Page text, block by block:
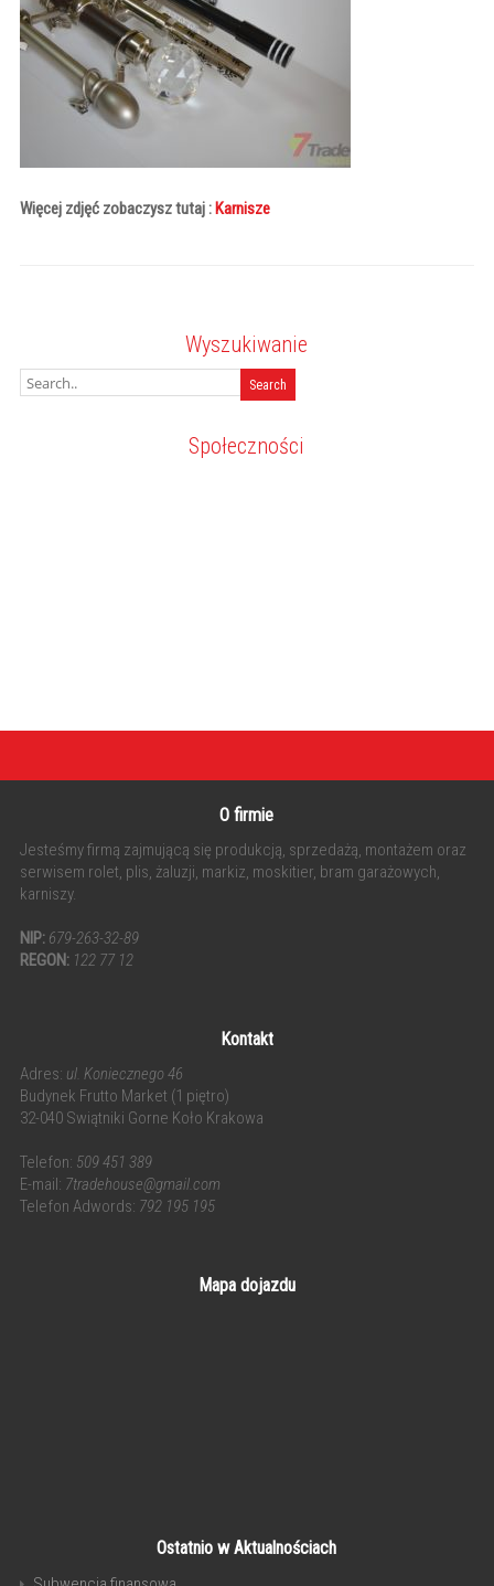
Więcej zdjęć zobaczysz tutaj : Karnisze
Wyszukiwanie
Społeczności
O firmie
Jesteśmy firmą zajmującą się produkcją, sprzedażą, montażem oraz
serwisem rolet, plis, żaluzji, markiz, moskitier, bram garażowych,
karniszy.
NIP: 679-263-32-89
REGON: 122 77 12
Kontakt
Adres: ul. Koniecznego 46
Budynek Frutto Market (1 piętro)
32-040 Swiątniki Gorne Koło Krakowa
Telefon: 509 451 389
E-mail: 7tradehouse@gmail.com
Telefon Adwords: 792 195 195
Mapa dojazdu
Ostatnio w Aktualnościach